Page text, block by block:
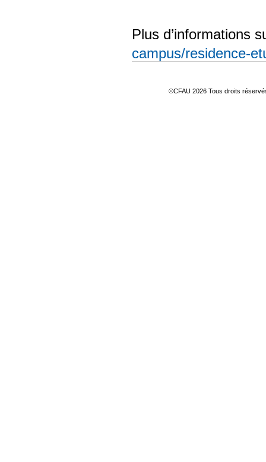
Plus d’informations
campus/residence-
©CFAU 2026 Tous droits